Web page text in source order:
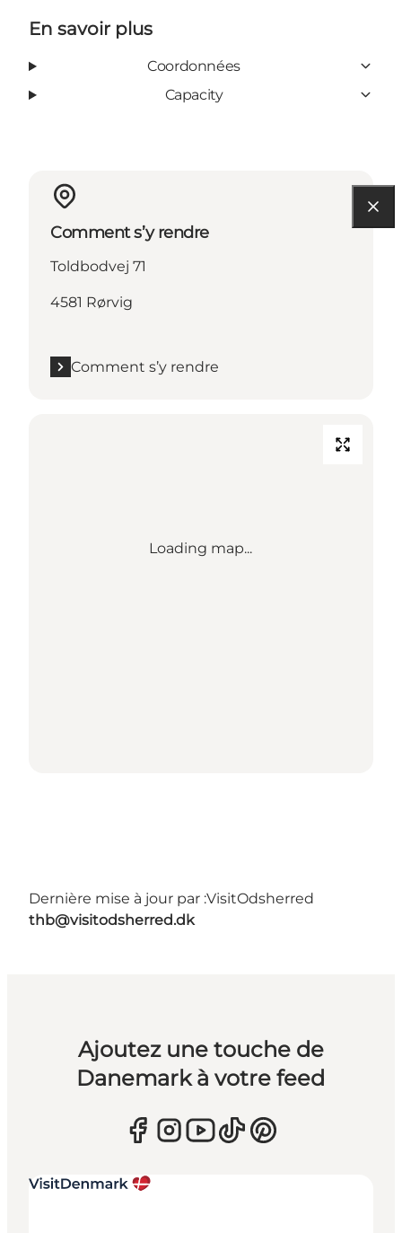
En savoir plus
Coordonnées
Capacity
Comment s’y rendre
Toldbodvej 71
4581 Rørvig
Comment s’y rendre
Loading map...
Dernière mise à jour par :VisitOdsherred
thb@visitodsherred.dk
Ajoutez une touche de
Danemark à votre feed